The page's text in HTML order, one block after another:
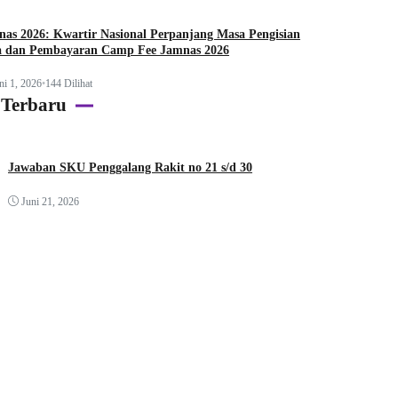
2026: Kwartir Nasional Perpanjang Masa Pengisian
dan Pembayaran Camp Fee Jamnas 2026
1, 2026•144 Dilihat
Jawaban SKU Penggalang Rakit no 21 s/d 30
Juni 21, 2026